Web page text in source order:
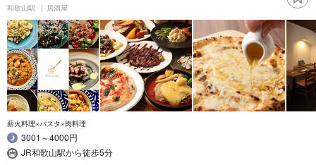
和歌山駅 居酒屋
薪火料理×パスタ×肉料理
3001～4000円
JR和歌山駅から徒歩5分